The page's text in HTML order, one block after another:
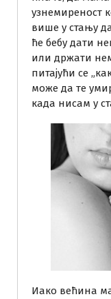
узнемиреност
више у стању
ће бебу дати
или држати
питајући се
може да те
када нисам у
Иако већина